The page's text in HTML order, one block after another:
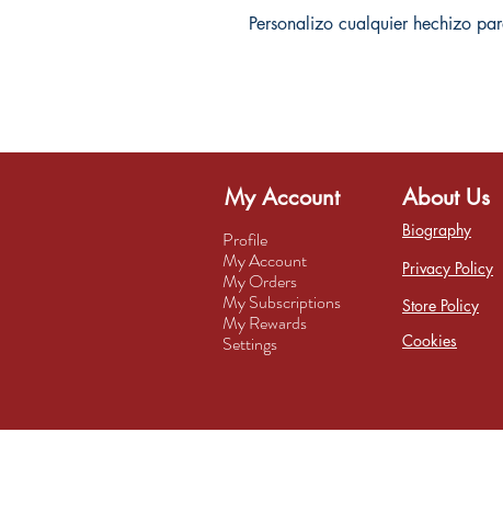
Personalizo cualquier hechizo
My Account
Profile
My Account
My Orders
My Subscriptions
My Rewards
Settings
About Us
Biography
Privacy Policy
Store Policy
Cookies